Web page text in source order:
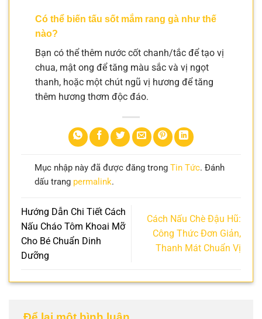
Có thể biến tấu sốt mắm rang gà như thế
nào?
Bạn có thể thêm nước cốt chanh/tắc để tạo vị
chua, mật ong để tăng màu sắc và vị ngọt
thanh, hoặc một chút ngũ vị hương để tăng
thêm hương thơm độc đáo.
Mục nhập này đã được đăng trong Tin Tức. Đánh
dấu trang permalink.
Hướng Dẫn Chi Tiết Cách
Nấu Cháo Tôm Khoai Mỡ
Cho Bé Chuẩn Dinh
Dưỡng
Cách Nấu Chè Đậu Hũ:
Công Thức Đơn Giản,
Thanh Mát Chuẩn Vị